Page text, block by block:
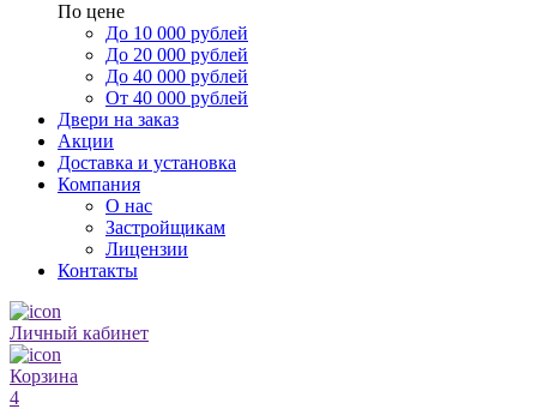
По цене
До 10 000 рублей
До 20 000 рублей
До 40 000 рублей
От 40 000 рублей
Двери на заказ
Акции
Доставка и установка
Компания
О нас
Застройщикам
Лицензии
Контакты
Личный кабинет
Корзина
4